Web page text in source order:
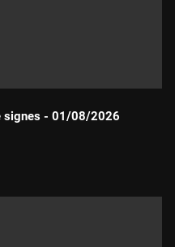
signes - 01/08/2026